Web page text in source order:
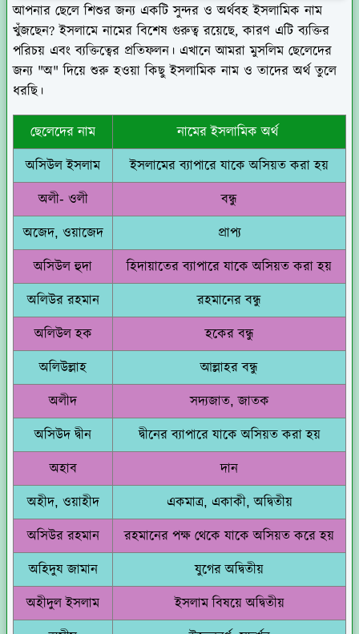
আপনার ছেলে শিশুর জন্য একটি সুন্দর ও অর্থবহ ইসলামিক নাম
খুঁজছেন? ইসলামে নামের বিশেষ গুরুত্ব রয়েছে, কারণ এটি ব্যক্তির
পরিচয় এবং ব্যক্তিত্বের প্রতিফলন। এখানে আমরা মুসলিম ছেলেদের
জন্য "অ" দিয়ে শুরু হওয়া কিছু ইসলামিক নাম ও তাদের অর্থ তুলে
ধরছি।
ছেলেদের নাম নামের ইসলামিক অর্থ
অসিউল ইসলাম ইসলামের ব্যাপারে যাকে অসিয়ত করা হয়
অলী- ওলী বন্ধু
অজেদ, ওয়াজেদ প্রাপ্য
অসিউল হুদা হিদায়াতের ব্যাপারে যাকে অসিয়ত করা হয়
অলিউর রহমান রহমানের বন্ধু
অলিউল হক হকের বন্ধু
অলিউল্লাহ আল্লাহর বন্ধু
অলীদ সদ্যজাত, জাতক
অসিউদ দ্বীন দ্বীনের ব্যাপারে যাকে অসিয়ত করা হয়
অহাব দান
অহীদ, ওয়াহীদ একমাত্র, একাকী, অদ্বিতীয়
অসিউর রহমান রহমানের পক্ষ থেকে যাকে অসিয়ত করে হয়
অহিদুয জামান যুগের অদ্বিতীয়
অহীদুল ইসলাম ইসলাম বিষয়ে অদ্বিতীয়